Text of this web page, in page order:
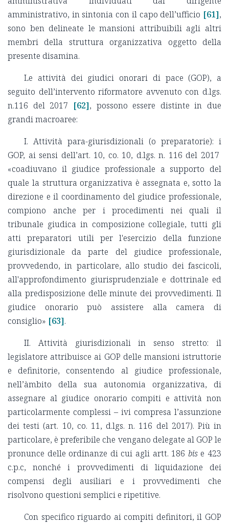
amministrativo, in sintonia con il capo dell’ufficio [61],
sono ben delineate le mansioni attribuibili agli altri
membri della struttura organizzativa oggetto della
presente disamina.
Le attività dei giudici onorari di pace (GOP), a
seguito dell’intervento riformatore avvenuto con d.lgs.
n.116 del 2017 [62], possono essere distinte in due
grandi macroaree:
I. Attività para-giurisdizionali (o preparatorie): i
GOP, ai sensi dell’art. 10, co. 10, d.lgs. n. 116 del 2017
«coadiuvano il giudice professionale a supporto del
quale la struttura organizzativa è assegnata e, sotto la
direzione e il coordinamento del giudice professionale,
compiono anche per i procedimenti nei quali il
tribunale giudica in composizione collegiale, tutti gli
atti preparatori utili per l'esercizio della funzione
giurisdizionale da parte del giudice professionale,
provvedendo, in particolare, allo studio dei fascicoli,
all'approfondimento giurisprudenziale e dottrinale ed
alla predisposizione delle minute dei provvedimenti. Il
giudice onorario può assistere alla camera di
consiglio» [63].
II. Attività giurisdizionali in senso stretto: il
legislatore attribuisce ai GOP delle mansioni istruttorie
e definitorie, consentendo al giudice professionale,
nell’àmbito della sua autonomia organizzativa, di
assegnare al giudice onorario compiti e attività non
particolarmente complessi – ivi compresa l’assunzione
dei testi (art. 10, co. 11, d.lgs. n. 116 del 2017). Più in
particolare, è preferibile che vengano delegate al GOP le
pronunce delle ordinanze di cui agli artt. 186 bise 423
c.p.c, nonché i provvedimenti di liquidazione dei
compensi degli ausiliari e i provvedimenti che
risolvono questioni semplici e ripetitive.
Con specifico riguardo ai compiti definitori, il GOP